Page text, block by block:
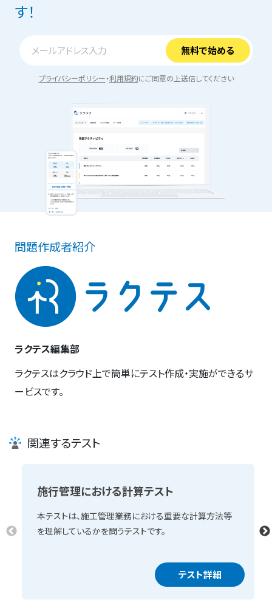
す！
プライバシーポリシー・利用規約にご同意の上送信してください
問題作成者紹介
ラクテス編集部
ラクテスはクラウド上で簡単にテスト作成・実施ができるサ
ービスです。
関連するテスト
施行管理における計算テスト
本テストは、施工管理業務における重要な計算方法等
を理解しているかを問うテストです。
テスト詳細